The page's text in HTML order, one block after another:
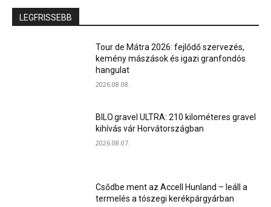
LEGFRISSEBB
Tour de Mátra 2026: fejlődő szervezés,
kemény mászások és igazi granfondós
hangulat
2026.08.08.
BILO.gravel ULTRA: 210 kilométeres gravel
kihívás vár Horvátországban
2026.08.07.
Csődbe ment az Accell Hunland – leáll a
termelés a tószegi kerékpárgyárban